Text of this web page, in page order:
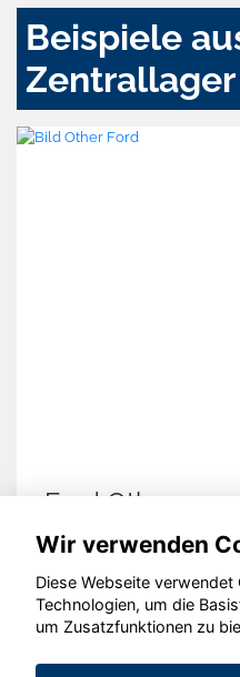
Beispiele
Zentrallager
Ford Other
©
Wir verwenden
Diese Webseite
Technologien, um die
um Zusatzfunktionen zu